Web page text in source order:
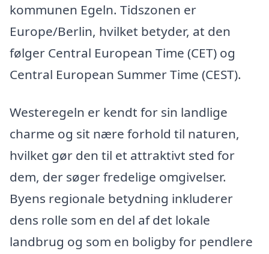
kommunen Egeln. Tidszonen er
Europe/Berlin, hvilket betyder, at den
følger Central European Time (CET) og
Central European Summer Time (CEST).
Westeregeln er kendt for sin landlige
charme og sit nære forhold til naturen,
hvilket gør den til et attraktivt sted for
dem, der søger fredelige omgivelser.
Byens regionale betydning inkluderer
dens rolle som en del af det lokale
landbrug og som en boligby for pendlere